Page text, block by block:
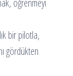
öğrenmeyi
bir pilotla,
gördükten